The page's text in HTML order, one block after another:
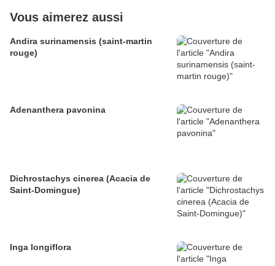
Vous aimerez aussi
Andira surinamensis (saint-martin
rouge)
Adenanthera pavonina
Dichrostachys cinerea (Acacia de
Saint-Domingue)
Inga longiflora